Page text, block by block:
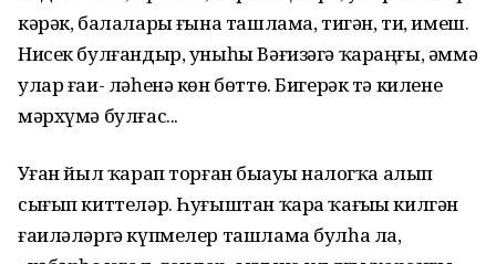
кәрәк, балаларҙы ғына ташлама, тигән, ти, имеш.
Нисек булғандыр, уныһы Вәғизәгә ҡараңғы, әммә
улар ғаи- ләһенә көн бөттө. Бигерәк тә килене
мәрхүмә булғас...
Уҙған йыл ҡарап торған быҙауҙы налогҡа алып
сығып киттеләр. Һуғыштан ҡара ҡағыҙы килгән
ғаиләләргә күпмелер ташлама булһа ла,